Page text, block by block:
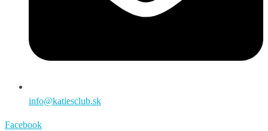
info@katiesclub.sk
Facebook